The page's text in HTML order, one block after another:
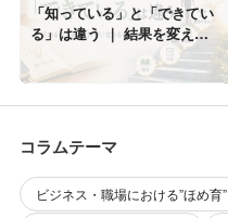
「知っている」と「できてい
る」は違う ｜ 結果を変える
のは習慣に変わるまでのトレ
ーニング
コラムテーマ
ビジネス・職場における”ほめ育”